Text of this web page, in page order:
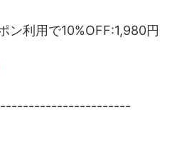
ン利用で10%OFF:1,980円